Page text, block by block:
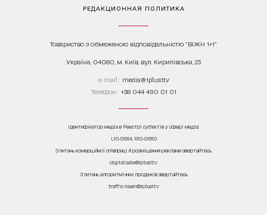
РЕДАКЦИОННАЯ ПОЛИТИКА
Товариство з обмеженою відповідальністю "ВІЖН 1+1"
Україна, 04080, м. Київ, вул. Кирилівська, 23
е-mail: media@1plus1.tv
Телефон: +38 044 490 01 01
Ідентифікатор медіа в Реєстрі суб’єктів у сфері медіа:
L10-01914, R10-01810
З питань комерційної співпраці й розміщення реклами звертайтесь
digital.sale@1plus1.tv
З питань алгоритмічних продажів звертайтесь
traffic-team@1plus1.tv